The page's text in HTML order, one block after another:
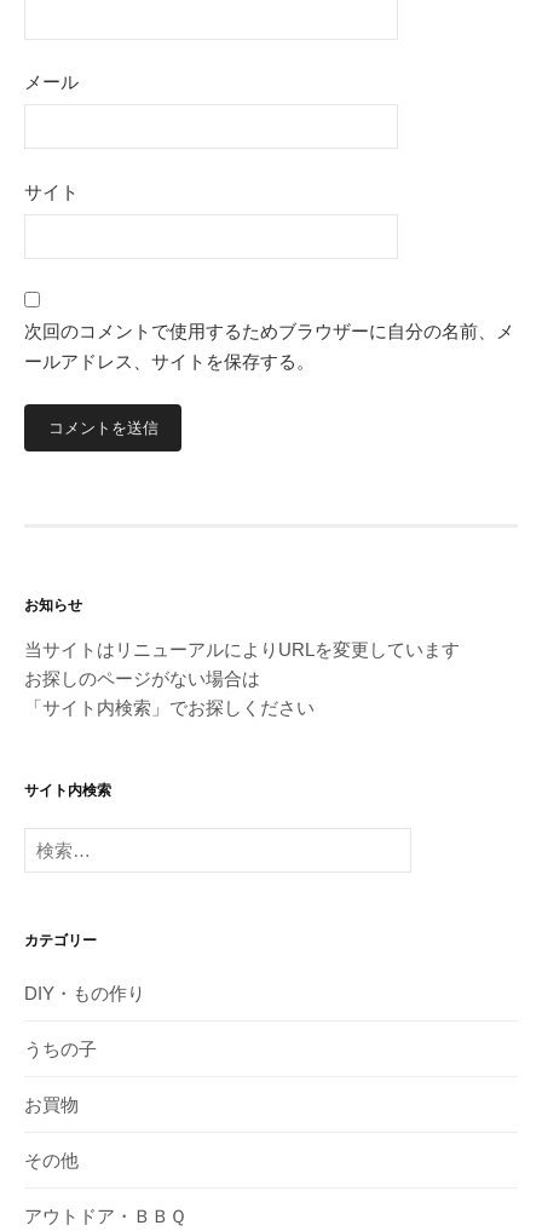
メール
サイト
次回のコメントで使用するためブラウザーに自分の名前、メ
ールアドレス、サイトを保存する。
お知らせ
当サイトはリニューアルによりURLを変更しています
お探しのページがない場合は
「サイト内検索」でお探しください
サイト内検索
検
索:
カテゴリー
DIY・もの作り
うちの子
お買物
その他
アウトドア・ＢＢＱ